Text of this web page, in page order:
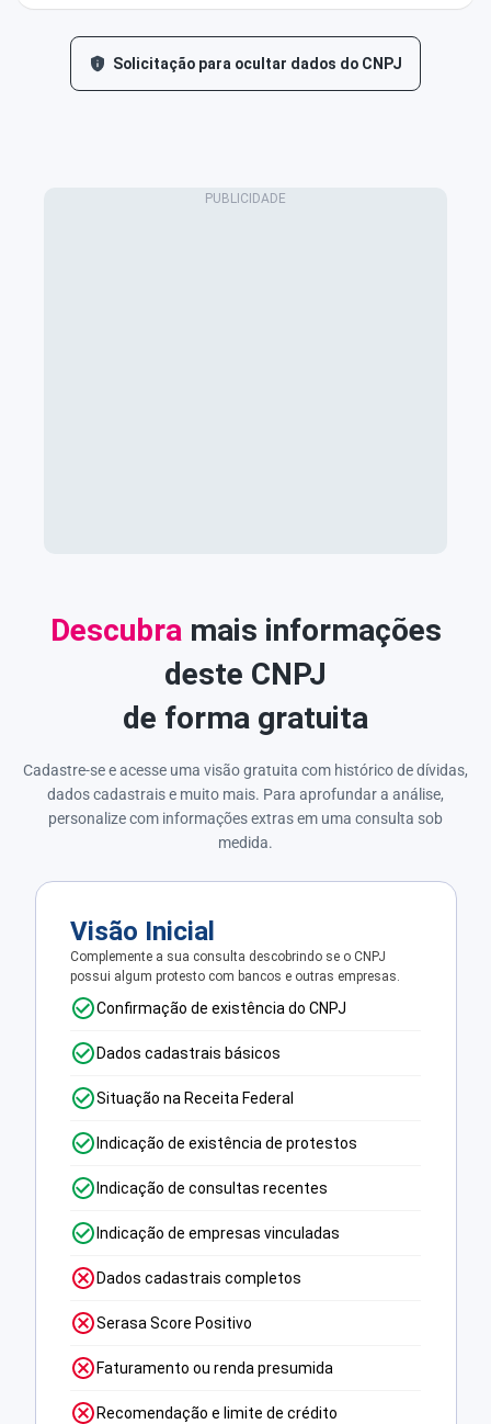
Solicitação para ocultar dados do CNPJ
Descubra mais informações
deste CNPJ
de forma gratuita
Cadastre-se e acesse uma visão gratuita com histórico de dívidas,
dados cadastrais e muito mais. Para aprofundar a análise,
personalize com informações extras em uma consulta sob
medida.
Visão Inicial
Complemente a sua consulta descobrindo se o CNPJ
possui algum protesto com bancos e outras empresas.
Confirmação de existência do CNPJ
Dados cadastrais básicos
Situação na Receita Federal
Indicação de existência de protestos
Indicação de consultas recentes
Indicação de empresas vinculadas
Dados cadastrais completos
Serasa Score Positivo
Faturamento ou renda presumida
Recomendação e limite de crédito